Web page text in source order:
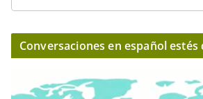
Conversaciones en español estés
e